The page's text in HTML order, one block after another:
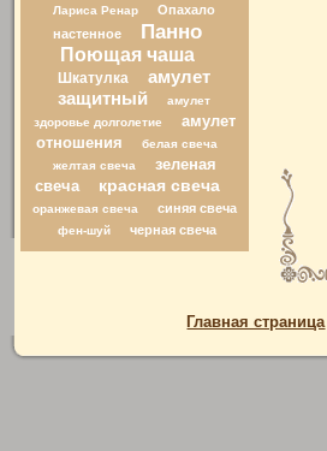
Лариса Ренар
Опахало
настенное
Панно
Поющая чаша
Шкатулка
амулет
защитный
амулет
здоровье долголетие
амулет
отношения
белая свеча
желтая свеча
зеленая
свеча
красная свеча
оранжевая свеча синяя свеча
фен-шуй черная свеча
Главная страница